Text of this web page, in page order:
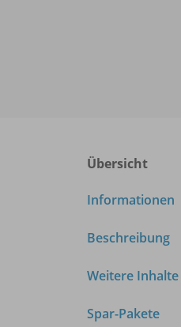
Übersicht
Informationen
Beschreibung
Weitere
Spar-Pakete